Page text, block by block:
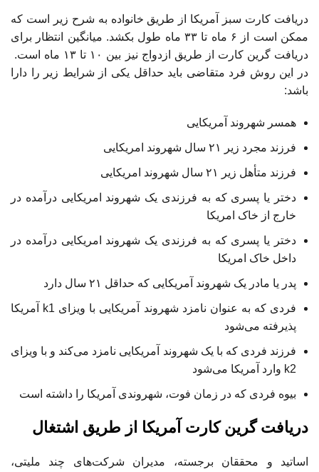
دریافت کارت سبز آمریکا از طریق خانواده به شرح زیر است که
ممکن است از ۶ ماه تا ۳۳ ماه طول بکشد. میانگین انتظار برای
دریافت گرین کارت از طریق ازدواج نیز بین ۱۰ تا ۱۳ ماه است.
در این روش فرد متقاضی باید حداقل یکی از شرایط زیر را دارا
باشد:
همسر شهروند آمریکایی
فرزند مجرد زیر ۲۱ سال شهروند امریکایی
فرزند متأهل زیر ۲۱ سال شهروند امریکایی
دختر یا پسری که به فرزندی یک شهروند امریکایی درآمده در
خارج از خاک امریکا
دختر یا پسری که به فرزندی یک شهروند امریکایی درآمده در
داخل خاک امریکا
پدر یا مادر یک شهروند آمریکایی که حداقل ۲۱ سال دارد
فردی که به عنوان نامزد شهروند آمریکایی با ویزای k1 آمریکا
پذیرفته می‌شود
فرزند فردی که با یک شهروند آمریکایی نامزد می‌کند و با ویزای
k2 وارد آمریکا می‌شود
بیوه فردی که در زمان فوت، شهروندی آمریکا را داشته است
دریافت گرین کارت آمریکا از طریق اشتغال
اساتید و محققان برجسته، مدیران شرکت‌های چند ملیتی،